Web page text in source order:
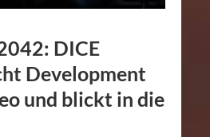
DICE
Development
und blickt in die